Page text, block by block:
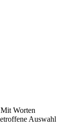
Worten
Auswahl